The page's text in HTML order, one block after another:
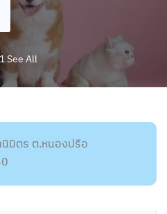
See All
มิตร ต.หนองปรือ